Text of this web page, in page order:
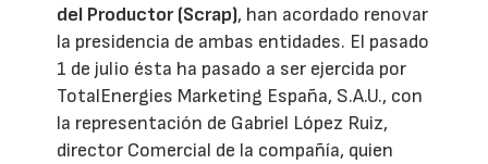
del Productor (Scrap), han acordado renovar
la presidencia de ambas entidades. El pasado
1 de julio ésta ha pasado a ser ejercida por
TotalEnergies Marketing España, S.A.U., con
la representación de Gabriel López Ruiz,
director Comercial de la compañía, quien